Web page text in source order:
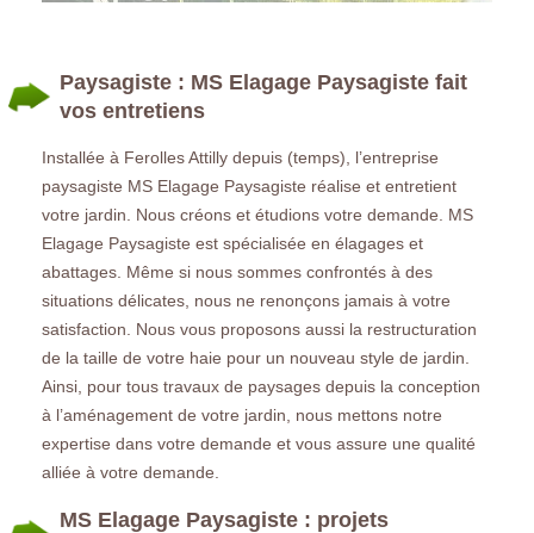
Paysagiste : MS Elagage Paysagiste fait
vos entretiens
Installée à Ferolles Attilly depuis (temps), l’entreprise
paysagiste MS Elagage Paysagiste réalise et entretient
votre jardin. Nous créons et étudions votre demande. MS
Elagage Paysagiste est spécialisée en élagages et
abattages. Même si nous sommes confrontés à des
situations délicates, nous ne renonçons jamais à votre
satisfaction. Nous vous proposons aussi la restructuration
de la taille de votre haie pour un nouveau style de jardin.
Ainsi, pour tous travaux de paysages depuis la conception
à l’aménagement de votre jardin, nous mettons notre
expertise dans votre demande et vous assure une qualité
alliée à votre demande.
MS Elagage Paysagiste : projets